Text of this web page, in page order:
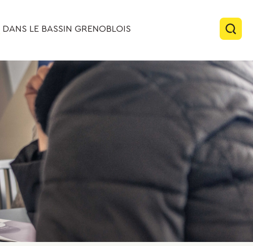
DANS LE BASSIN GRENOBLOIS